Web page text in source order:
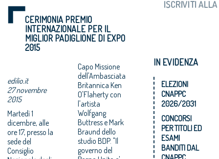
CERIMONIA PREMIO
INTERNAZIONALE PER IL
MIGLIOR PADIGLIONE DI EXPO
2015
edilio.it
27 novembre
2015
Martedì 1
dicembre, alle
ore 17, presso la
sede del
Consiglio
Capo Missione
dell'Ambasciata
Britannica Ken
O'Flaherty con
l'artista
Wolfgang
Buttress e Mark
Braund dello
studio BDP. "Il
governo del
IN EVIDENZA
ELEZIONI
CNAPPC
2026/2031
CONCORSI
PER TITOLI ED
ESAMI
BANDITI DAL